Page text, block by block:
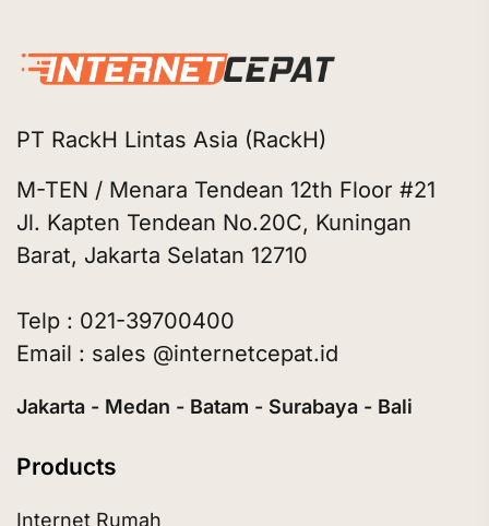
PT RackH Lintas Asia (RackH)
M-TEN / Menara Tendean 12th Floor #21
Jl. Kapten Tendean No.20C, Kuningan
Barat, Jakarta Selatan 12710
Telp : 021-39700400
Email : sales @internetcepat.id
Jakarta - Medan - Batam - Surabaya - Bali
Products
Internet Rumah